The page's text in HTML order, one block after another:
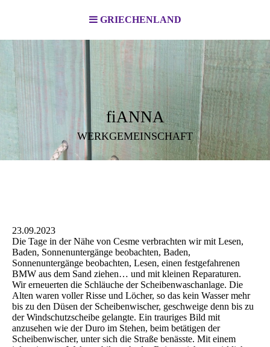
GRIECHENLAND
fiANNA
WERKGEMEINSCHAFT
23.09.2023
Die Tage in der Nähe von Cesme verbrachten wir mit Lesen,
Baden, Sonnenuntergänge beobachten, Baden,
Sonnenuntergänge beobachten, Lesen, einen festgefahrenen
BMW aus dem Sand ziehen… und mit kleinen Reparaturen.
Wir erneuerten die Schläuche der Scheibenwaschanlage. Die
Alten waren voller Risse und Löcher, so das kein Wasser mehr
bis zu den Düsen der Scheibenwischer, geschweige denn bis zu
der Windschutzscheibe gelangte. Ein trauriges Bild mit
anzusehen wie der Duro im Stehen, beim betätigen der
Scheibenwischer, unter sich die Straße benässte. Mit einem